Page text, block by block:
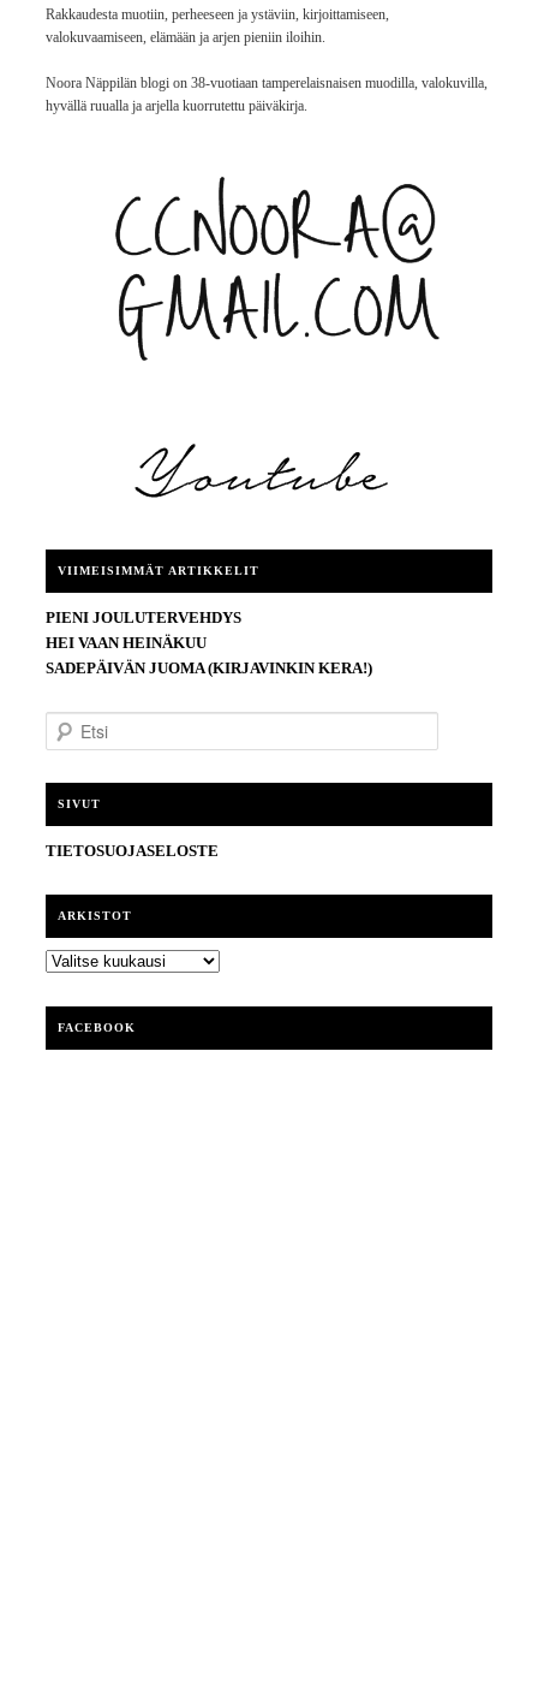
Rakkaudesta muotiin, perheeseen ja ystäviin, kirjoittamiseen,
valokuvaamiseen, elämään ja arjen pieniin iloihin.
Noora Näppilän blogi on 38-vuotiaan tamperelaisnaisen muodilla, valokuvilla,
hyvällä ruualla ja arjella kuorrutettu päiväkirja.
VIIMEISIMMÄT ARTIKKELIT
PIENI JOULUTERVEHDYS
HEI VAAN HEINÄKUU
SADEPÄIVÄN JUOMA (KIRJAVINKIN KERA!)
t
SIVUT
TIETOSUOJASELOSTE
ARKISTOT
ARKISTOT
FACEBOOK